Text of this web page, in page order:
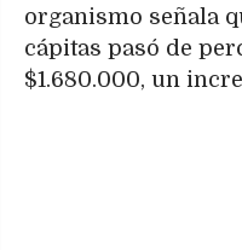
organismo señala
cápitas pasó de
$1.680.000, un